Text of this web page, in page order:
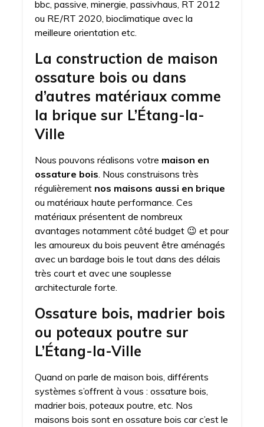
bbc, passive, minergie, passivhaus, RT 2012
ou RE/RT 2020, bioclimatique avec la
meilleure orientation etc.
La construction de maison
ossature bois ou dans
d’autres matériaux comme
la brique sur L’Étang-la-
Ville
Nous pouvons réalisons votre maison en
ossature bois. Nous construisons très
régulièrement nos maisons aussi en brique
ou matériaux haute performance. Ces
matériaux présentent de nombreux
avantages notamment côté budget 😉 et pour
les amoureux du bois peuvent être aménagés
avec un bardage bois le tout dans des délais
très court et avec une souplesse
architecturale forte.
Ossature bois, madrier bois
ou poteaux poutre sur
L’Étang-la-Ville
Quand on parle de maison bois, différents
systèmes s’offrent à vous : ossature bois,
madrier bois, poteaux poutre, etc. Nos
maisons bois sont en ossature bois car c’est le